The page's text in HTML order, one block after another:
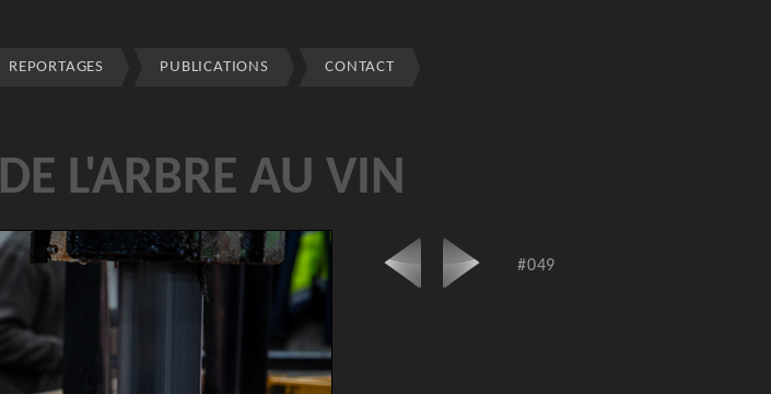
REPORTAGES PUBLICATIONS CONTACT
DE L'ARBRE AU VIN
#049